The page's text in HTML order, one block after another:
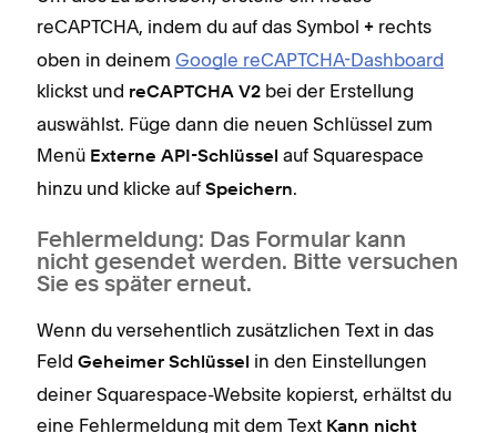
reCAPTCHA, indem du auf das Symbol + rechts
oben in deinem Google reCAPTCHA-Dashboard
klickst und reCAPTCHA V2 bei der Erstellung
auswählst. Füge dann die neuen Schlüssel zum
Menü Externe API-Schlüssel auf Squarespace
hinzu und klicke auf Speichern.
Fehlermeldung: Das Formular kann
nicht gesendet werden. Bitte versuchen
Sie es später erneut.
Wenn du versehentlich zusätzlichen Text in das
Feld Geheimer Schlüssel
in den Einstellungen
deiner Squarespace-Website kopierst, erhältst du
eine Fehlermeldung mit dem Text Kann nicht